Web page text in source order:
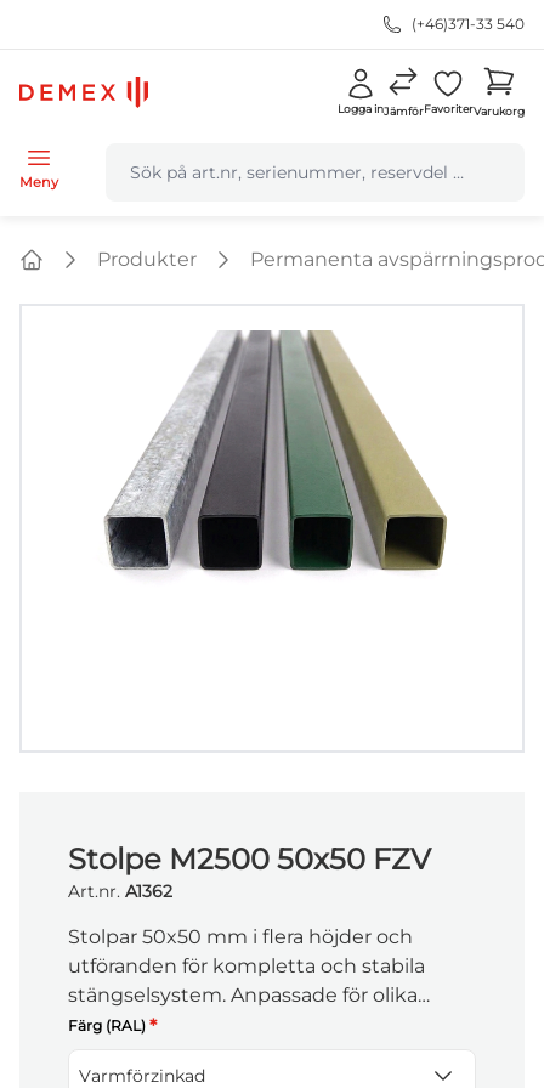
(+46)371-33 540
Logga inJämförFavoriterVarukorg
Meny
Produkter Permanenta
Stolpe M2500 50x50 FZV
Art.nr. A1362
Stolpar 50x50 mm i flera höjder och
utföranden för kompletta och stabila
stängselsystem. Anpassade för olika
stolptyper och miljöer med fokus på
hållbarhet och enkel installation.
Färg (RAL) *
Varmförzinkad